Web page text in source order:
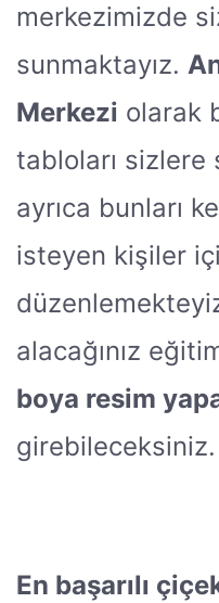
merkezimizde
sunmaktayız.
Merkezi olarak
tabloları sizlere
ayrıca bunları
isteyen kişiler
alacağınız
boya resim
girebileceksiniz.
En başarılı